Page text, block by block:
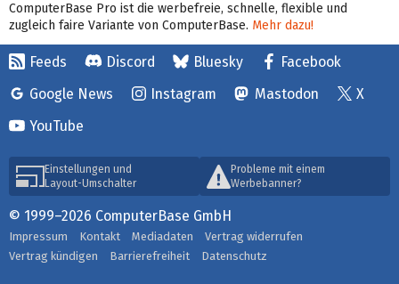
ComputerBase Pro ist die werbefreie, schnelle, flexible und
zugleich faire Variante von ComputerBase. Mehr dazu!
Feeds Discord Bluesky
Facebook
Google News
Instagram Mastodon
X
YouTube
Einstellungen und
Layout-Umschalter
Probleme mit einem
Werbebanner?
© 1999–2026 ComputerBase GmbH
Impressum Kontakt Mediadaten
Vertrag widerrufen
Vertrag kündigen
Barrierefreiheit Datenschutz